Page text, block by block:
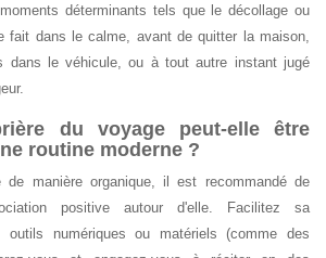
déterminants tels que le décollage ou
fait dans le calme, avant de quitter la maison,
dans le véhicule, ou à tout autre instant jugé
du voyage peut-elle être
routine moderne ?
de manière organique, il est recommandé de
positive autour d'elle. Facilitez sa
outils numériques ou matériels (comme des